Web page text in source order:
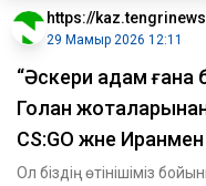
https://
29 Мамыр 2026 12:11
“Әскери адам ғана
Голан
CS:GO және
Ол біздің өтінішіміз